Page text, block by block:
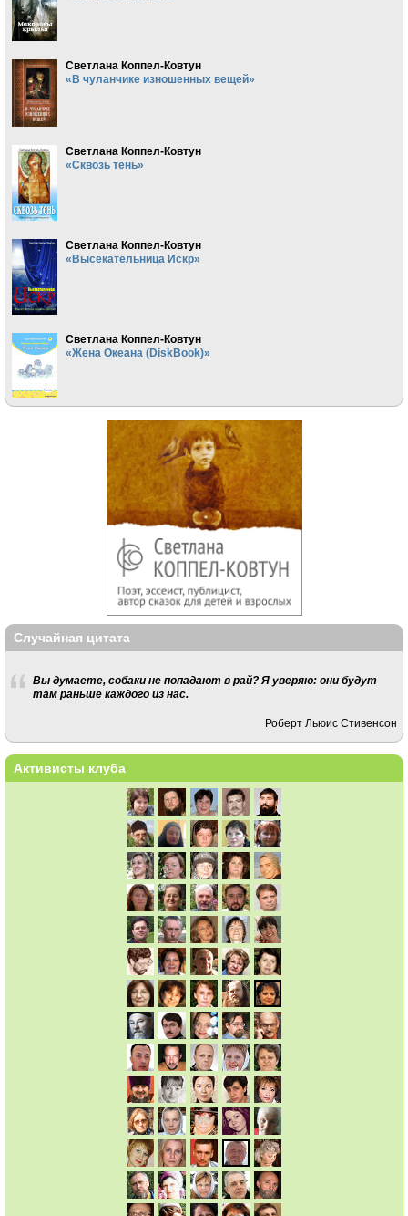
Светлана Коппел-Ковтун
«В чуланчике изношенных вещей»
Светлана Коппел-Ковтун
«Сквозь тень»
Светлана Коппел-Ковтун
«Высекательница Искр»
Светлана Коппел-Ковтун
«Жена Океана (DiskBook)»
Случайная цитата
Вы думаете, собаки не попадают в рай? Я уверяю: они будут
там раньше каждого из нас.
Роберт Льюис Стивенсон
Активисты клуба